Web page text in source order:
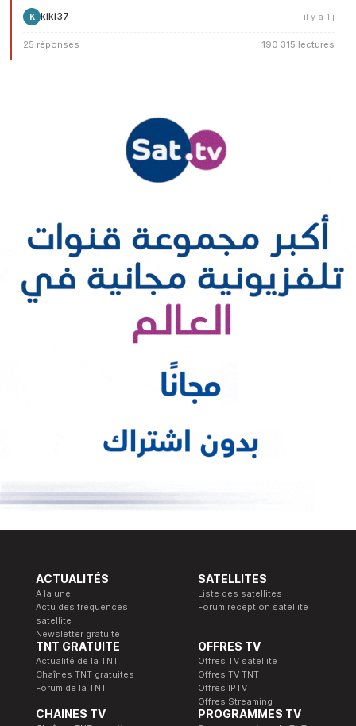
K kiki37 il y a 1 j
25 réponses 190 315 lectures
ACTUALITÉS
A la une
Actu des fréquences
satellite
Newsletter gratuite
SATELLITES
Liste des satellites
Forum réception satellite
TNT GRATUITE
Actualité de la TNT
Chaînes TNT gratuites
Forum de la TNT
OFFRES TV
Offres TV satellite
Offres TV TNT
Offres IPTV
Offres Streaming
CHAINES TV PROGRAMMES TV